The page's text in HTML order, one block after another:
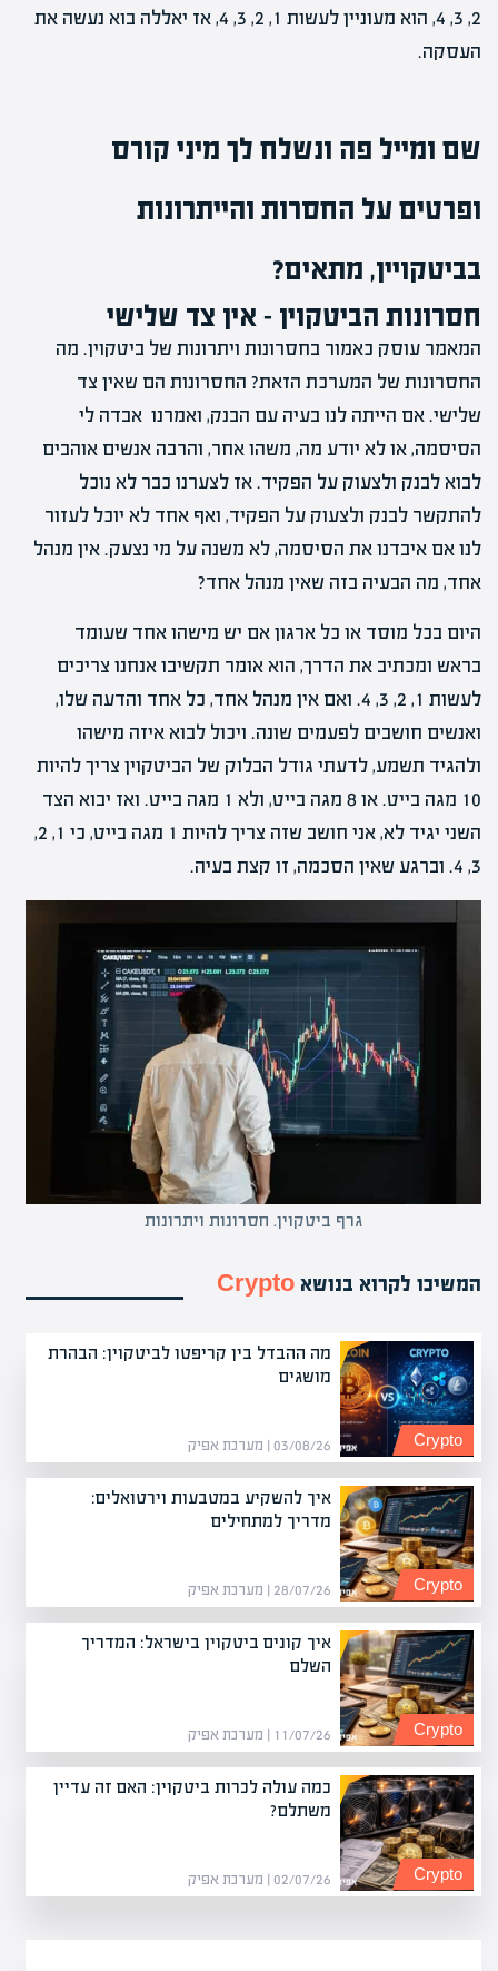
2, 3, 4, הוא מעוניין לעשות 1, 2, 3, 4, אז יאללה בוא נעשה את
העסקה.
שם ומייל פה ונשלח לך מיני קורס
ופרטים על החסרות והייתרונות
בביטקויין, מתאים?
חסרונות הביטקוין – אין צד שלישי
המאמר עוסק כאמור בחסרונות ויתרונות של ביטקוין. מה
החסרונות של המערכת הזאת? החסרונות הם שאין צד
שלישי. אם הייתה לנו בעיה עם הבנק, ואמרנו אבדה לי
הסיסמה, או לא יודע מה, משהו אחר, והרבה אנשים אוהבים
לבוא לבנק ולצעוק על הפקיד. אז לצערנו כבר לא נוכל
להתקשר לבנק ולצעוק על הפקיד, ואף אחד לא יוכל לעזור
לנו אם איבדנו את הסיסמה, לא משנה על מי נצעק. אין מנהל
אחד, מה הבעיה בזה שאין מנהל אחד?
היום בכל מוסד או כל ארגון אם יש מישהו אחד שעומד
בראש ומכתיב את הדרך, הוא אומר תקשיבו אנחנו צריכים
לעשות 1, 2, 3, 4. ואם אין מנהל אחד, כל אחד והדעה שלו,
ואנשים חושבים לפעמים שונה. ויכול לבוא איזה מישהו
ולהגיד תשמע, לדעתי גודל הבלוק של הביטקוין צריך להיות
10 מגה בייט. או 8 מגה בייט, ולא 1 מגה בייט. ואז יבוא הצד
השני יגיד לא, אני חושב שזה צריך להיות 1 מגה בייט, כי 1, 2,
3, 4. וברגע שאין הסכמה, זו קצת בעיה.
גרף ביטקוין. חסרונות ויתרונות
המשיכו לקרוא בנושא Crypto
מה ההבדל בין קריפטו לביטקוין: הבהרת
מושגים
03/08/26 | מערכת אפיק Crypto
איך להשקיע במטבעות וירטואלים:
מדריך למתחילים
28/07/26 | מערכת אפיק Crypto
איך קונים ביטקוין בישראל: המדריך
השלם
11/07/26 | מערכת אפיק Crypto
כמה עולה לכרות ביטקוין: האם זה עדיין
משתלם?
02/07/26 | מערכת אפיק Crypto